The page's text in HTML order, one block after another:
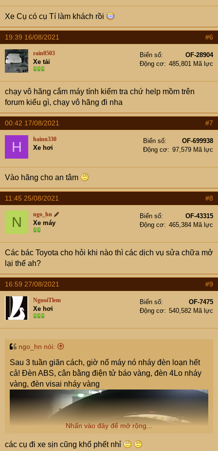
Xe Cụ có cụ Tí làm khách rồi
19:39 16/08/2021 #6
rain0503
Xe tải
Biển số
OF-28904
Động cơ
485,801 Mã lực
chạy vô hãng cắm máy tính kiểm tra chứ help mồm trên
forum kiểu gì, chạy vô hãng đi nha
00:42 17/08/2021 #7
H hainn330
Xe hơi
Biển số
OF-699938
Động cơ
97,579 Mã lực
Vào hãng cho an tâm
11:45 25/08/2021 #8
N ngo_hn
Xe máy
Biển số
OF-43315
Động cơ
465,384 Mã lực
Các bác Toyota cho hỏi khi nào thì các dịch vụ sửa chữa mở
lại thế ah?
16:59 27/08/2021 #9
NguoiTlem
Xe hơi
Biển số
OF-7475
Động cơ
540,582 Mã lực
ngo_hn nói:
Sau 3 tuần giãn cách, giờ nổ máy nó nháy đèn loạn hết
cả! Đèn ABS, cân bằng điện tử báo vàng, đèn 4Lo nháy
vàng, đèn visai nháy vàng
Nhấn vào đây để mở rộng...
các cụ đi xe sịn cũng khổ phết nhỉ